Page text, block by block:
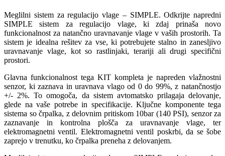
Meglilni sistem za regulacijo vlage – SIMPLE. Odkrijte napredni
SIMPLE sistem za regulacijo vlage, ki zdaj prinaša novo
funkcionalnost za natančno uravnavanje vlage v vaših prostorih. Ta
sistem je idealna rešitev za vse, ki potrebujete stalno in zanesljivo
uravnavanje vlage, kot so rastlinjaki, terariji ali drugi specifični
prostori.
Glavna funkcionalnost tega KIT kompleta je napreden vlažnostni
senzor, ki zaznava in uravnava vlago od 0 do 99%, z natančnostjo
+/- 2%. To omogoča, da sistem avtomatsko prilagaja delovanje,
glede na vaše potrebe in specifikacije. Ključne komponente tega
sistema so črpalka, z delovnim pritiskom 10bar (140 PSI), senzor za
zaznavanje in kontrolna plošča za uravnavanje vlage, ter
elektromagnetni ventil. Elektromagnetni ventil poskrbi, da se šobe
zaprejo v trenutku, ko črpalka preneha z delovanjem.